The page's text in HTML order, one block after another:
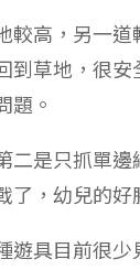
高，另一
草地，很
題。
是只抓單
，幼兒的
具目前很少